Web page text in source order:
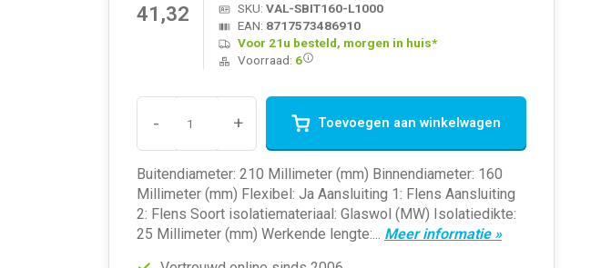
41,32
SKU: VAL-SBIT160-L1000
EAN: 8717573486910
Voor 21u besteld, morgen in huis*
Voorraad: 6
- + Toevoegen aan winkelwagen
Buitendiameter: 210 Millimeter (mm) Binnendiameter: 160
Millimeter (mm) Flexibel: Ja Aansluiting 1: Flens Aansluiting
2: Flens Soort isolatiemateriaal: Glaswol (MW) Isolatiedikte:
25 Millimeter (mm) Werkende lengte:... Meer informatie »